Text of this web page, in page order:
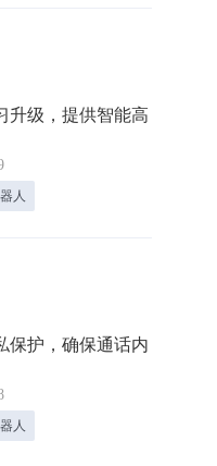
升级，提供智能高
人
保护，确保通话内
人